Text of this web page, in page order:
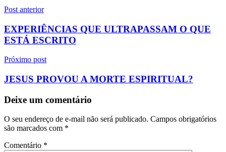
Navegação
de
Post
Post anterior
EXPERIÊNCIAS QUE ULTRAPASSAM O QUE
ESTÁ ESCRITO
Próximo post
JESUS PROVOU A MORTE ESPIRITUAL?
Deixe um comentário
O seu endereço de e-mail não será publicado. Campos obrigatórios
são marcados com *
Comentário *